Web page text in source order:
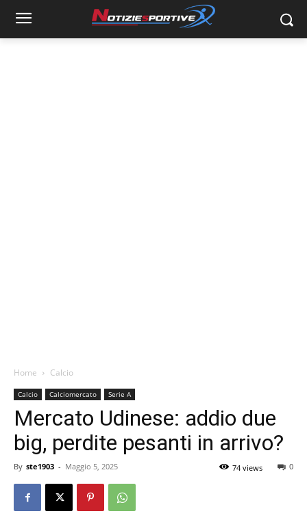
Home Calcio
Calcio Calciomercato Serie A
Mercato Udinese: addio due
big, perdite pesanti in arrivo?
By ste1903 - Maggio 5, 2025 0
74 views